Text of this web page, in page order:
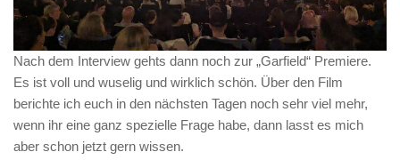
Nach dem Interview gehts dann noch zur „Garfield“ Premiere.
Es ist voll und wuselig und wirklich schön. Über den Film
berichte ich euch in den nächsten Tagen noch sehr viel mehr,
wenn ihr eine ganz spezielle Frage habe, dann lasst es mich
aber schon jetzt gern wissen.